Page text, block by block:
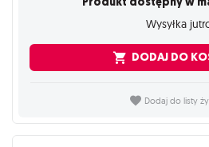
Wysyłka
DODAJ DO
Dodaj do listy